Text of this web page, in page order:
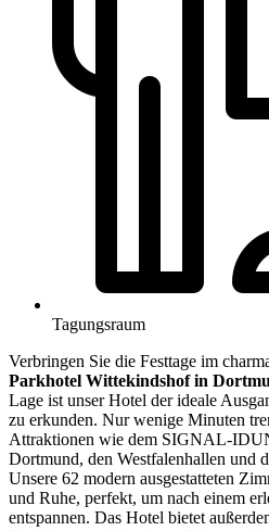
Tagungsraum
Verbringen Sie die Festtage im
Parkhotel Wittekindshof in
Lage ist unser Hotel der ideale
zu erkunden. Nur wenige Minuten
Attraktionen wie dem SIGNAL-
Dortmund, den Westfalenhallen und
Unsere 62 modern ausgestatteten
und Ruhe, perfekt, um nach einem
entspannen. Das Hotel bietet